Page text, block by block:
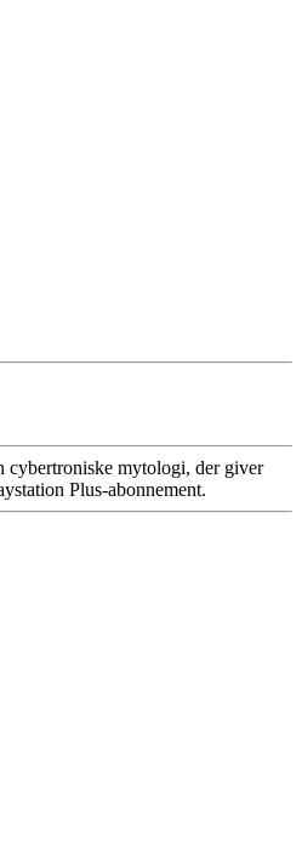
cybertroniske mytologi, der giver
Plus-abonnement.